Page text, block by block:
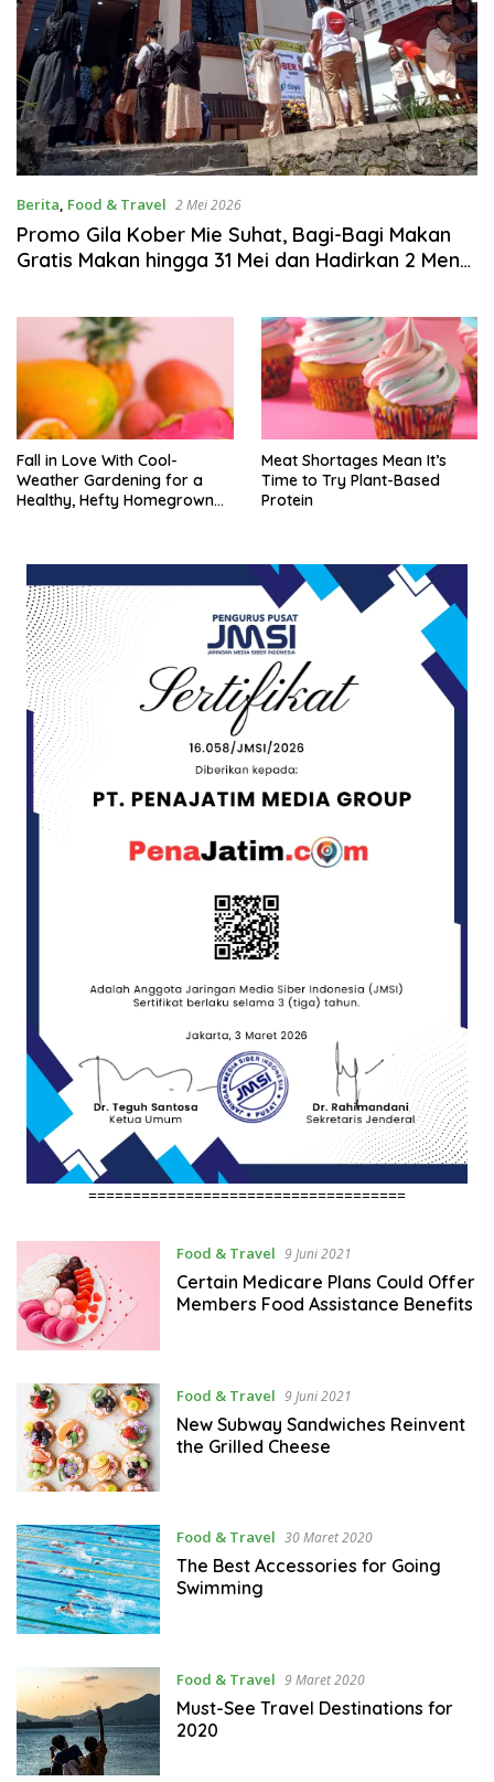
Berita, Food & Travel 2 Mei 2026
Promo Gila Kober Mie Suhat, Bagi-Bagi Makan
Gratis Makan hingga 31 Mei dan Hadirkan 2 Menu
Fall in Love With Cool-
Weather Gardening for a
Healthy, Hefty Homegrown
Meat Shortages Mean It’s
Time to Try Plant-Based
Protein
====================================
Food & Travel 9 Juni 2021
Certain Medicare Plans Could Offer
Members Food Assistance Benefits
Food & Travel 9 Juni 2021
New Subway Sandwiches Reinvent
the Grilled Cheese
Food & Travel 30 Maret 2020
The Best Accessories for Going
Swimming
Food & Travel 9 Maret 2020
Must-See Travel Destinations for
2020